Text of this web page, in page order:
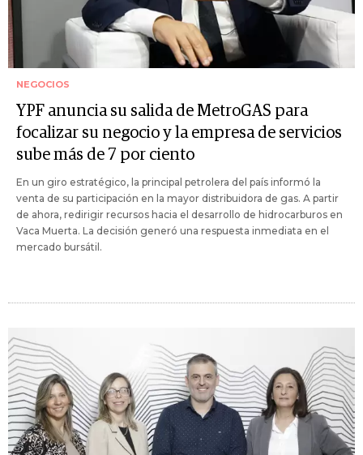
NEGOCIOS
YPF anuncia su salida de MetroGAS para
focalizar su negocio y la empresa de servicios
sube más de 7 por ciento
En un giro estratégico, la principal petrolera del país informó la
venta de su participación en la mayor distribuidora de gas. A partir
de ahora, redirigir recursos hacia el desarrollo de hidrocarburos en
Vaca Muerta. La decisión generó una respuesta inmediata en el
mercado bursátil.